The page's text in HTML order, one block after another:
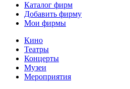
Каталог фирм
Добавить фирму
Мои фирмы
Кино
Театры
Концерты
Музеи
Мероприятия